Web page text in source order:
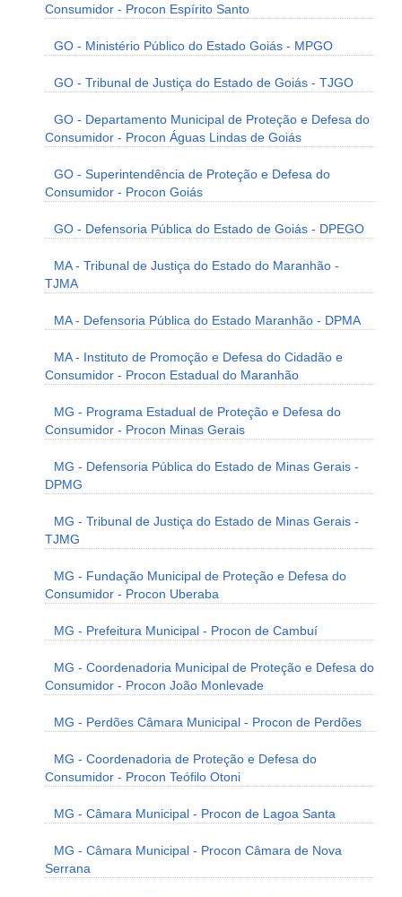
Consumidor - Procon Espírito Santo
GO - Ministério Público do Estado Goiás - MPGO
GO - Tribunal de Justiça do Estado de Goiás - TJGO
GO - Departamento Municipal de Proteção e Defesa do
Consumidor - Procon Águas Lindas de Goiás
GO - Superintendência de Proteção e Defesa do
Consumidor - Procon Goiás
GO - Defensoria Pública do Estado de Goiás - DPEGO
MA - Tribunal de Justiça do Estado do Maranhão -
TJMA
MA - Defensoria Pública do Estado Maranhão - DPMA
MA - Instituto de Promoção e Defesa do Cidadão e
Consumidor - Procon Estadual do Maranhão
MG - Programa Estadual de Proteção e Defesa do
Consumidor - Procon Minas Gerais
MG - Defensoria Pública do Estado de Minas Gerais -
DPMG
MG - Tribunal de Justiça do Estado de Minas Gerais -
TJMG
MG - Fundação Municipal de Proteção e Defesa do
Consumidor - Procon Uberaba
MG - Prefeitura Municipal - Procon de Cambuí
MG - Coordenadoria Municipal de Proteção e Defesa do
Consumidor - Procon João Monlevade
MG - Perdões Câmara Municipal - Procon de Perdões
MG - Coordenadoria de Proteção e Defesa do
Consumidor - Procon Teófilo Otoni
MG - Câmara Municipal - Procon de Lagoa Santa
MG - Câmara Municipal - Procon Câmara de Nova
Serrana